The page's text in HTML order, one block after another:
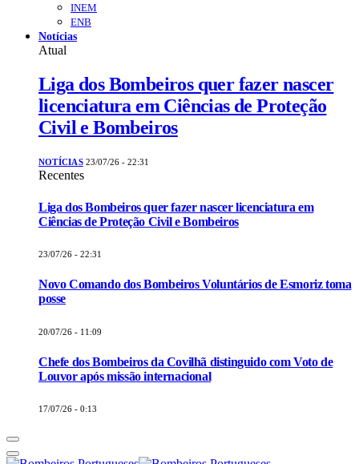
INEM
ENB
Notícias
Atual
Liga dos Bombeiros quer fazer nascer
licenciatura em Ciências de Proteção
Civil e Bombeiros
NOTÍCIAS 23/07/26 - 22:31
Recentes
Liga dos Bombeiros quer fazer nascer licenciatura em
Ciências de Proteção Civil e Bombeiros
23/07/26 - 22:31
Novo Comando dos Bombeiros Voluntários de Esmoriz toma
posse
20/07/26 - 11:09
Chefe dos Bombeiros da Covilhã distinguido com Voto de
Louvor após missão internacional
17/07/26 - 0:13